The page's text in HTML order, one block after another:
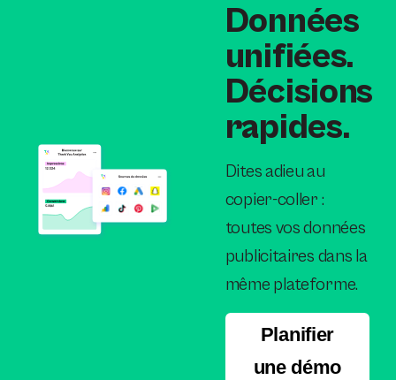
Données
unifiées.
Décisions
rapides.
Dites adieu au
copier-coller :
toutes vos données
publicitaires dans la
même plateforme.
Planifier
une démo